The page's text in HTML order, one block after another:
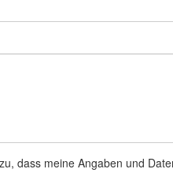
dass meine Angaben und